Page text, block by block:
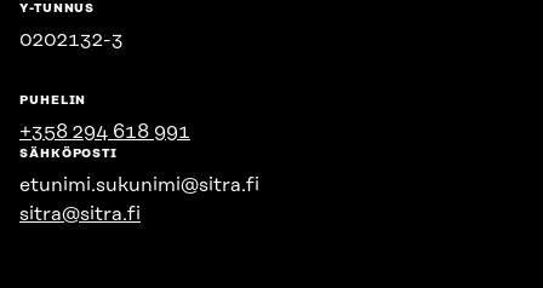
Y-TUNNUS
0202132-3
PUHELIN
+358 294 618 991
SÄHKÖPOSTI
etunimi.sukunimi@sitra.fi
sitra@sitra.fi